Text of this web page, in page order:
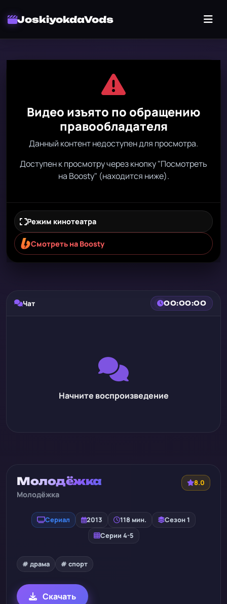
JoskiyokdaVods
Видео изъято по обращению
правообладателя
Данный контент недоступен для просмотра.
Доступен к просмотру через кнопку "Посмотреть
на Boosty" (находится ниже).
Режим кинотеатра
Смотреть на Boosty
Чат 00:00:00
Начните воспроизведение
Молодёжка
Молодёжка
8.0
Сериал 2013 118 мин.
Сезон 1
Серии 4-5
# драма # спорт
Скачать